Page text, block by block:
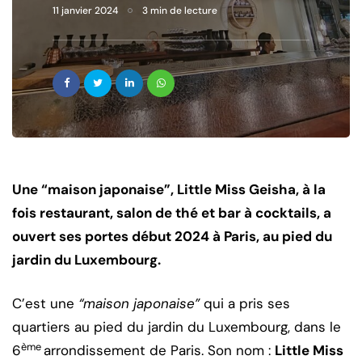
11 janvier 2024 3 min de lecture
Une “maison japonaise”, Little Miss Geisha, à la
fois restaurant, salon de thé et bar à cocktails, a
ouvert ses portes début 2024 à Paris, au pied du
jardin du Luxembourg.
C’est une “maison japonaise”qui a pris ses
quartiers au pied du jardin du Luxembourg, dans le
6èmearrondissement de Paris. Son nom : Little Miss